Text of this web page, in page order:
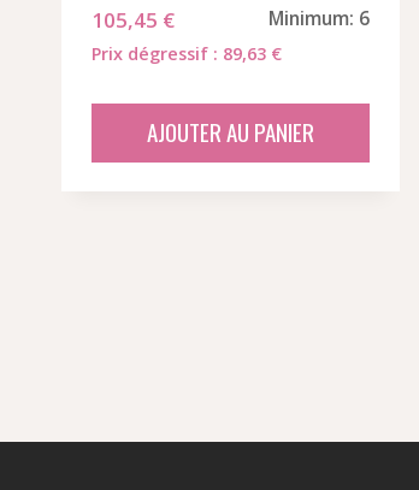
105,45 € Minimum: 6
Prix dégressif : 89,63 €
AJOUTER AU PANIER